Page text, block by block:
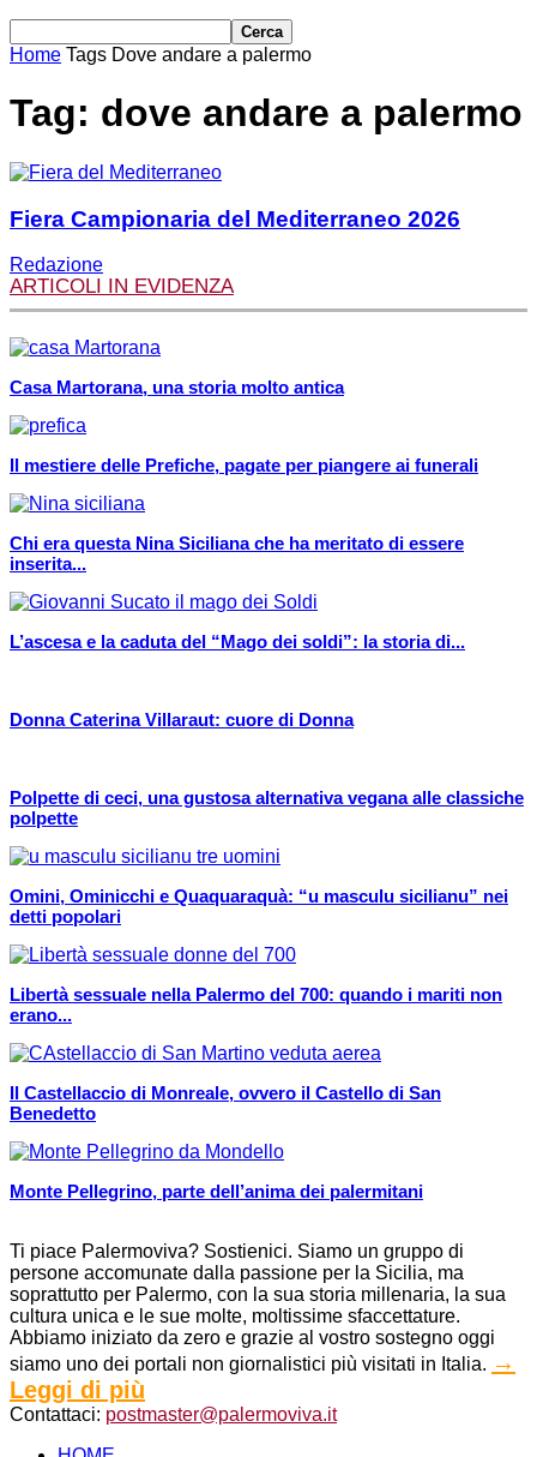
Home Tags Dove andare a palermo
Tag: dove andare a palermo
Fiera Campionaria del Mediterraneo 2026
Redazione
ARTICOLI IN EVIDENZA
Casa Martorana, una storia molto antica
Il mestiere delle Prefiche, pagate per piangere ai funerali
Chi era questa Nina Siciliana che ha meritato di essere
inserita...
L’ascesa e la caduta del “Mago dei soldi”: la storia di...
Donna Caterina Villaraut: cuore di Donna
Polpette di ceci, una gustosa alternativa vegana alle classiche
polpette
Omini, Ominicchi e Quaquaraquà: “u masculu sicilianu” nei
detti popolari
Libertà sessuale nella Palermo del 700: quando i mariti non
erano...
Il Castellaccio di Monreale, ovvero il Castello di San
Benedetto
Monte Pellegrino, parte dell’anima dei palermitani
Ti piace Palermoviva? Sostienici. Siamo un gruppo di
persone accomunate dalla passione per la Sicilia, ma
soprattutto per Palermo, con la sua storia millenaria, la sua
cultura unica e le sue molte, moltissime sfaccettature.
Abbiamo iniziato da zero e grazie al vostro sostegno oggi
siamo uno dei portali non giornalistici più visitati in Italia. →
Leggi di più
Contattaci: postmaster@palermoviva.it